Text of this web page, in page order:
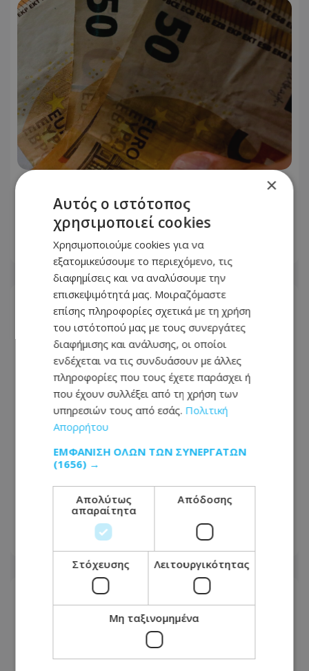
Αυτή είναι η ηλεκτρική συσκευή που
«καίει» όσο 65 ψυγεία: Σχεδόν 5.000
watt την ώρα
06.08.2026 - 20:55
ασθενή με λαβές ζίου-ζίτσου στην
Αυσραλία - Δείτε βίντεο
06.08.2026 - 19:25
×
Αυτός ο ιστότοπος
χρησιμοποιεί cookies
Χρησιμοποιούμε cookies για να
εξατομικεύσουμε το περιεχόμενο, τις
διαφημίσεις και να αναλύσουμε την
επισκεψιμότητά μας. Μοιραζόμαστε
επίσης πληροφορίες σχετικά με τη χρήση
του ιστότοπού μας με τους συνεργάτες
διαφήμισης και ανάλυσης, οι οποίοι
ενδέχεται να τις συνδυάσουν με άλλες
πληροφορίες που τους έχετε παράσχει ή
που έχουν συλλέξει από τη χρήση των
υπηρεσιών τους από εσάς. Πολιτική
Απορρήτου
ΕΜΦΆΝΙΣΗ ΌΛΩΝ ΤΩΝ ΣΥΝΕΡΓΑΤΏΝ
(1656) →
Απολύτως
απαραίτητα
Απόδοσης
Στόχευσης Λειτουργικότητας
Μη ταξινομημένα